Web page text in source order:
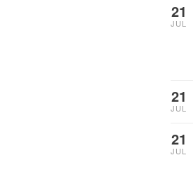
21
JUL
21
JUL
21
JUL